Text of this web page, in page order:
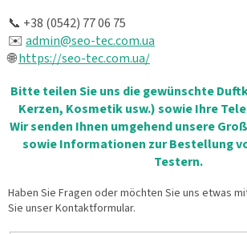
📞 +38 (0542) 77 06 75
✉️ admin@seo-tec.com.ua
🌐https://seo-tec.com.ua/
Bitte teilen Sie uns die gewünschte
Kerzen, Kosmetik usw.) sowie Ihre
Wir senden Ihnen umgehend unsere
sowie Informationen zur Bestellung
Testern.
Haben Sie Fragen oder möchten Sie uns etwas
Sie unser Kontaktformular.